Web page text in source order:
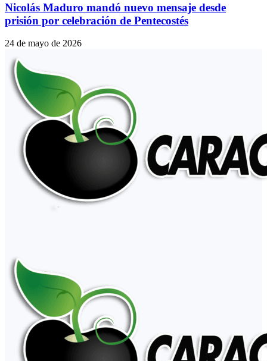
Nicolás Maduro mandó nuevo mensaje desde
prisión por celebración de Pentecostés
24 de mayo de 2026